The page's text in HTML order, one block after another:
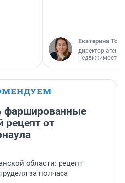
Екатерина
директор
недвижимости
фаршированные
рецепт от
области: рецепт
за полчаса